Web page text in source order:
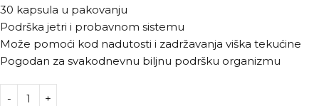
30 kapsula u pakovanju
Podrška jetri i probavnom sistemu
Može pomoći kod nadutosti i zadržavanja viška tekućine
Pogodan za svakodnevnu biljnu podršku organizmu